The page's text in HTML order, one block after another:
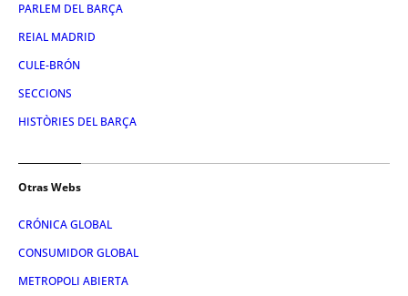
PARLEM DEL BARÇA
REIAL MADRID
CULE-BRÓN
SECCIONS
HISTÒRIES DEL BARÇA
Otras Webs
CRÓNICA GLOBAL
CONSUMIDOR GLOBAL
METROPOLI ABIERTA